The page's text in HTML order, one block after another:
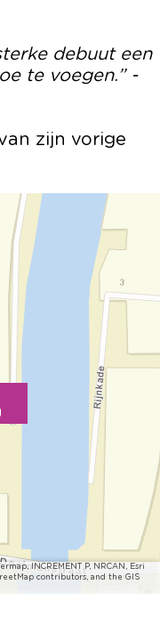
debuut een
te voegen.” -
zijn vorige
INCREMENT P, NRCAN, Esri
contributors, and the GIS